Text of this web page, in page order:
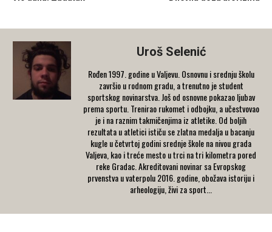
Uroš Selenić
Rođen 1997. godine u Valjevu. Osnovnu i srednju školu
završio u rodnom gradu, a trenutno je student
sportskog novinarstva. Još od osnovne pokazao ljubav
prema sportu. Trenirao rukomet i odbojku, a učestvovao
je i na raznim takmičenjima iz atletike. Od boljih
rezultata u atletici ističu se zlatna medalja u bacanju
kugle u četvrtoj godini srednje škole na nivou grada
Valjeva, kao i treće mesto u trci na tri kilometra pored
reke Gradac. Akreditovani novinar sa Evropskog
prvenstva u vaterpolu 2016. godine, obožava istoriju i
arheologiju, živi za sport...